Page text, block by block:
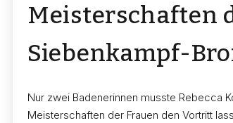
Meisterschaften
Siebenkampf-
Nur zwei Badenerinnen musste Rebecca
Meisterschaften der Frauen den Vortritt